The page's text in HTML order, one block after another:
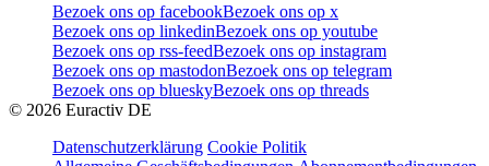
Bezoek ons op facebookBezoek ons op x
Bezoek ons op linkedinBezoek ons op youtube
Bezoek ons op rss-feedBezoek ons op instagram
Bezoek ons op mastodonBezoek ons op telegram
Bezoek ons op blueskyBezoek ons op threads
© 2026 Euractiv DE
Datenschutzerklärung Cookie Politik